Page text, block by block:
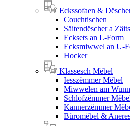
Eckssofaen &
Couchtischen
Säitendëscher a
Ecksets an L-Form
Ecksmiwwel an U-
Hocker
Klassesch Mëbel
Iesszëmmer Mëbel
Miwwelen am
Schlofzëmmer
Kannerzëmmer
Büromëbel &